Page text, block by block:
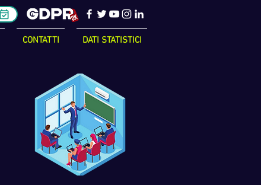
CONTATTI DATI STATISTICI